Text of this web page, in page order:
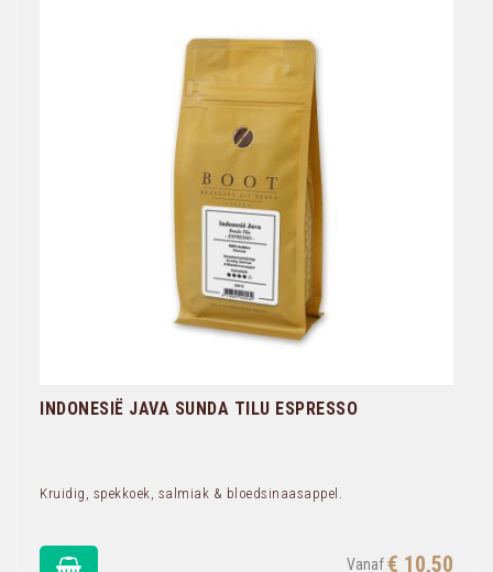
INDONESIË JAVA SUNDA TILU ESPRESSO
Kruidig, spekkoek, salmiak & bloedsinaasappel.
€ 10,50